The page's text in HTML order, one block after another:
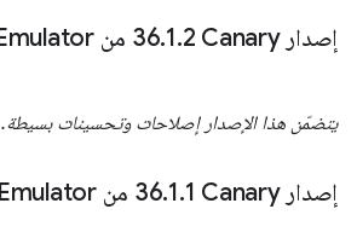
إصدار Canary‏ 36 .1.2 من Android Emulator
يتضمّن هذا الإصدار إصلاحات وتحسينات بسيطة.
إصدار Canary‏ 36 .1.1 من Android Emulator